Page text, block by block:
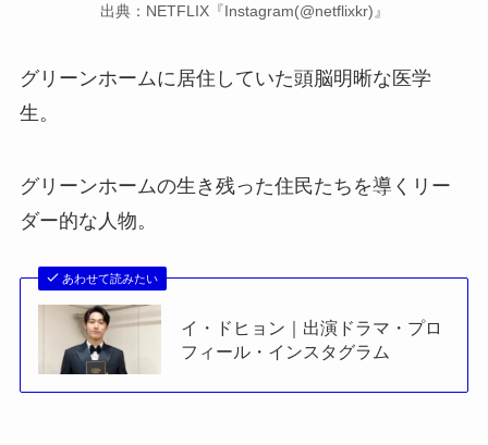
出典：NETFLIX『Instagram(@netflixkr)』
グリーンホームに居住していた頭脳明晰な医学
生。
グリーンホームの生き残った住民たちを導くリー
ダー的な人物。
あわせて読みたい
イ・ドヒョン｜出演ドラマ・プロ
フィール・インスタグラム